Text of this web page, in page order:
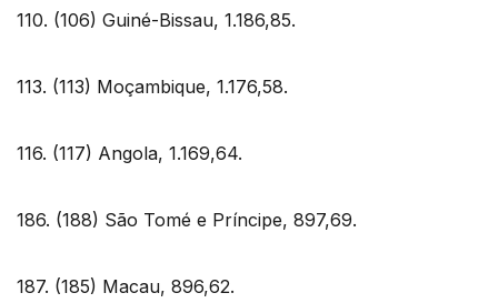
110. (106) Guiné-Bissau, 1.186,85.
113. (113) Moçambique, 1.176,58.
116. (117) Angola, 1.169,64.
186. (188) São Tomé e Príncipe, 897,69.
187. (185) Macau, 896,62.